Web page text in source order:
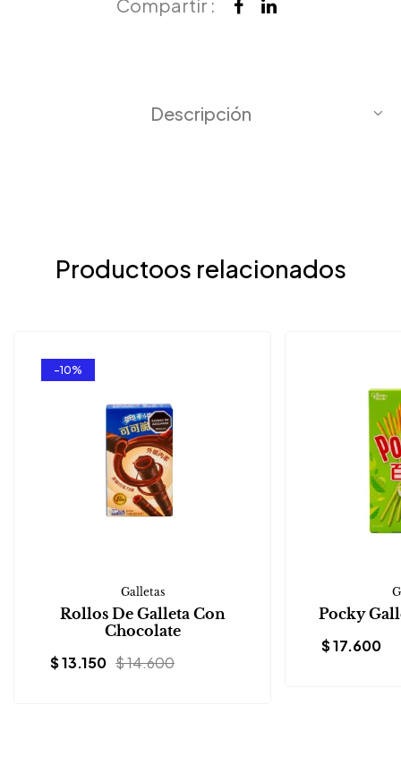
Compartir :
Descripción
Productoos relacionados
-10%
Galletas
Rollos De Galleta Con
Chocolate
$14.600
$13.150
Pocky
$17.600